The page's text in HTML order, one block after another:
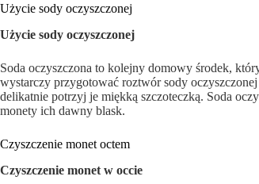
Użycie sody oczyszczonej
Użycie sody oczyszczonej
Soda oczyszczona to kolejny domowy środek,
wystarczy przygotować roztwór sody
delikatnie potrzyj je miękką szczoteczką. Soda
monety ich dawny blask.
Czyszczenie monet octem
Czyszczenie monet w occie